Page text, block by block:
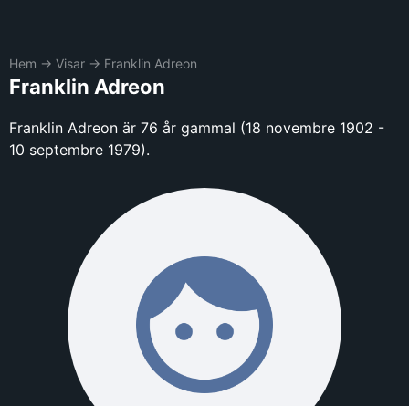
Hem → Visar → Franklin Adreon
Franklin Adreon
Franklin Adreon är 76 år gammal (18 novembre 1902 -
10 septembre 1979).